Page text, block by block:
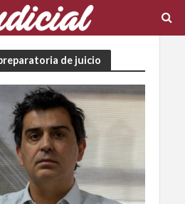
de juicio